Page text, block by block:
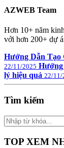
AZWEB Team
Hơn 10+ năm
với hơn 200+ dự
Hướng Dẫn Tạo
22/11/2025 Hướng
lý hiệu quả 22/11/
Tìm kiếm
TOP XEM